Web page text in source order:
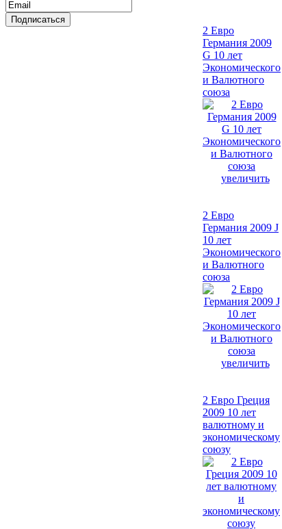
2 Евро
Германия 2009
G 10 лет
Экономического
и Валютного
союза
увеличить
2 Евро
Германия 2009 J
10 лет
Экономического
и Валютного
союза
увеличить
2 Евро Греция
2009 10 лет
валютному и
экономическому
союзу